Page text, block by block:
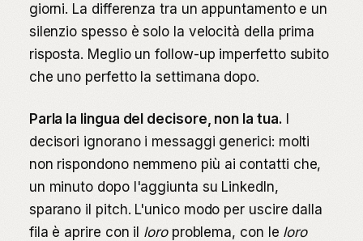
giorni. La differenza tra un appuntamento e un
silenzio spesso è solo la velocità della prima
risposta. Meglio un follow-up imperfetto subito
che uno perfetto la settimana dopo.
Parla la lingua del decisore, non la tua.
decisori ignorano i messaggi generici: molti
non rispondono nemmeno più ai contatti che,
un minuto dopo l'aggiunta su LinkedIn,
sparano il pitch. L'unico modo per uscire dalla
fila è aprire con il loroproblema, con le loro